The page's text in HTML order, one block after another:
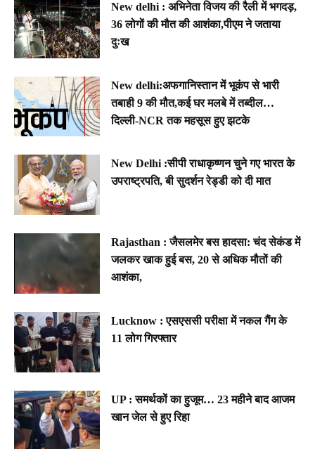
New delhi : अभिनेता विजय की रैली में भगदड़,
36 लोगों की मौत की आशंका,पीएम ने जताया
दुःख
New delhi:अफगानिस्तान में भूकंप से भारी
तबाही 9 की मौत,कई घर मलबे में तब्दील…
दिल्ली-NCR तक महसूस हुए झटके
New Delhi :सीपी राधाकृष्णन चुने गए भारत के
उपराष्ट्रपति, बी सुदर्शन रेड्डी को दी मात
Rajasthan : जैसलमेर बस हादसा: चंद सेकंड में
जलकर खाक हुई बस, 20 से अधिक मौतों की
आशंका,
Lucknow : एसएससी परीक्षा में नकल गैंग के
11 लोग गिरफ्तार
UP : समर्थकों का हुजूम… 23 महीने बाद आजम
खान जेल से हुए रिहा